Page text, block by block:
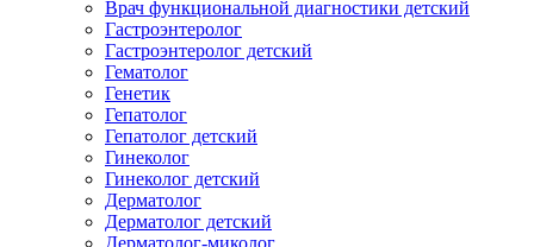
Врач функциональной диагностики детский
Гастроэнтеролог
Гастроэнтеролог детский
Гематолог
Генетик
Гепатолог
Гепатолог детский
Гинеколог
Гинеколог детский
Дерматолог
Дерматолог детский
Дерматолог-миколог